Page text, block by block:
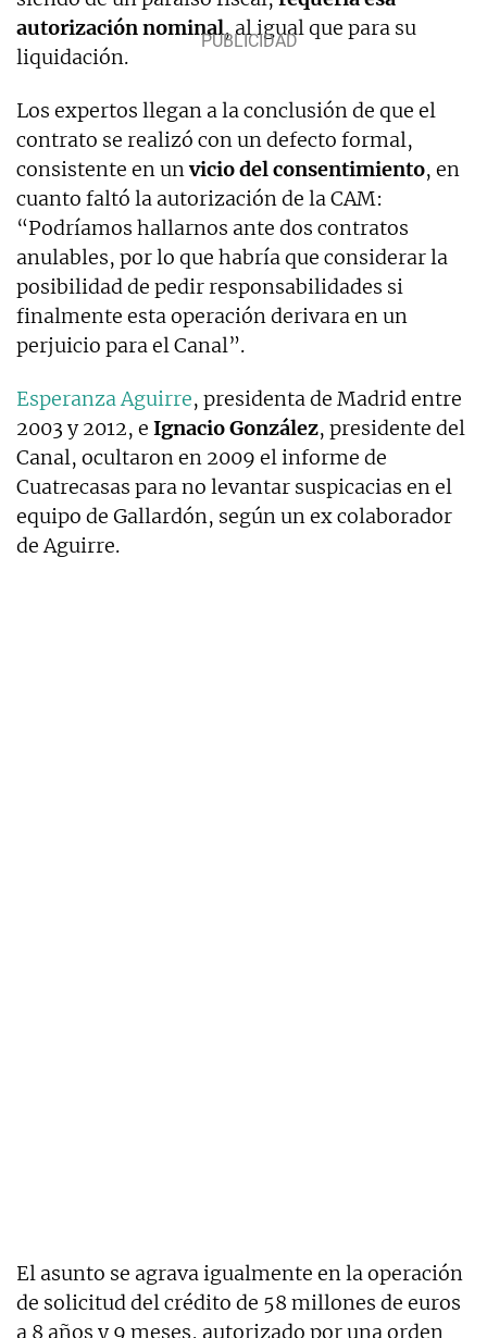
autorización nominal, al igual que para su
liquidación.
Los expertos llegan a la conclusión de que el
contrato se realizó con un defecto formal,
consistente en unvicio del consentimiento, en
cuanto faltó la autorización de la CAM:
“Podríamos hallarnos ante dos contratos
anulables, por lo que habría que considerar la
posibilidad de pedir responsabilidades si
finalmente esta operación derivara en un
perjuicio para el Canal”.
Esperanza Aguirre, presidenta de Madrid entre
2003 y 2012, e Ignacio González, presidente del
Canal, ocultaron en 2009 el informe de
Cuatrecasas para no levantar suspicacias en el
equipo de Gallardón, según un ex colaborador
de Aguirre.
El asunto se agrava igualmente en la operación
de solicitud del crédito de 58 millones de euros
a 8 años y 9 meses, autorizado por una orden